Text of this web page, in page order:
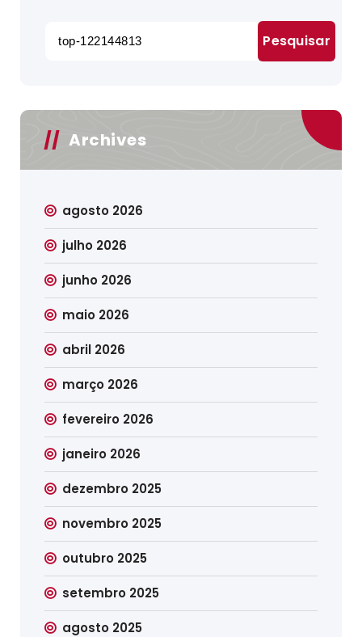
por:
Archives
agosto 2026
julho 2026
junho 2026
maio 2026
abril 2026
março 2026
fevereiro 2026
janeiro 2026
dezembro 2025
novembro 2025
outubro 2025
setembro 2025
agosto 2025